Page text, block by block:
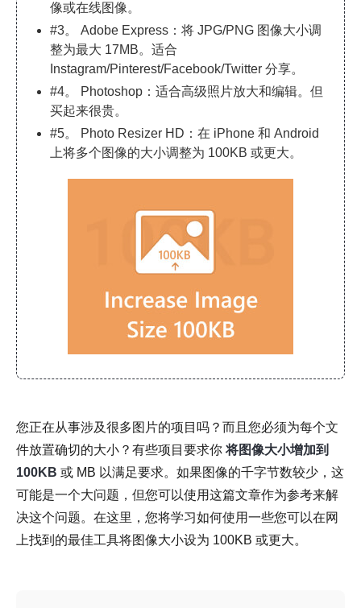
像或在线图像。
#3。 Adobe Express：将 JPG/PNG 图像大小调
整为最大 17MB。适合
Instagram/Pinterest/Facebook/Twitter 分享。
#4。 Photoshop：适合高级照片放大和编辑。但
买起来很贵。
#5。 Photo Resizer HD：在 iPhone 和 Android
上将多个图像的大小调整为 100KB 或更大。
您正在从事涉及很多图片的项目吗？而且您必须为每个文
件放置确切的大小？有些项目要求你将图像大小增加到
100KB 或 MB 以满足要求。如果图像的千字节数较少，这
可能是一个大问题，但您可以使用这篇文章作为参考来解
决这个问题。在这里，您将学习如何使用一些您可以在网
上找到的最佳工具将图像大小设为 100KB 或更大。